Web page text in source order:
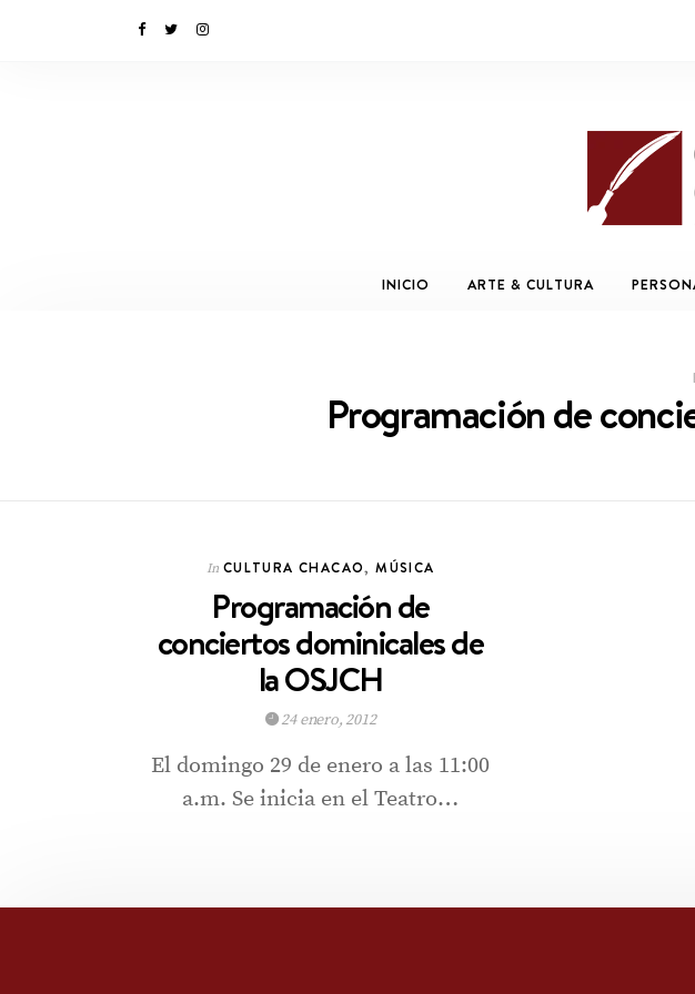
INICIO ARTE & CULTURA
Programación de
In CULTURA CHACAO,MÚSICA
Programación de
conciertos dominicales de
la OSJCH
24 enero, 2012
El domingo 29 de enero a las 11:00
a.m. Se inicia en el Teatro…